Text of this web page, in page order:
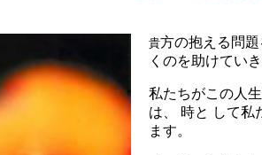
貴方の抱える問
くのを助けてい
私たちがこの人
は、 時と して私
ます。